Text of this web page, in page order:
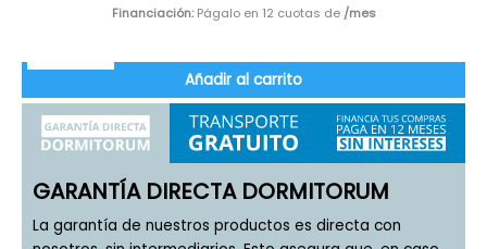
Financiación: Págalo en 12 cuotas de /mes
Añadir al carrito
GARANTÍA DIRECTA DORMITORUM
La garantía de nuestros productos es directa con